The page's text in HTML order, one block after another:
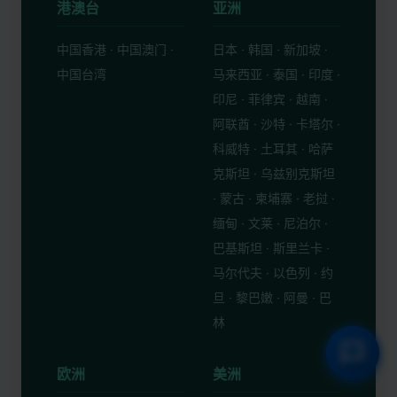
港澳台
中国香港 · 中国澳门 ·
中国台湾
亚洲
日本 · 韩国 · 新加坡 ·
马来西亚 · 泰国 · 印度 ·
印尼 · 菲律宾 · 越南 ·
阿联酋 · 沙特 · 卡塔尔 ·
科威特 · 土耳其 · 哈萨
克斯坦 · 乌兹别克斯坦
· 蒙古 · 柬埔寨 · 老挝 ·
缅甸 · 文莱 · 尼泊尔 ·
巴基斯坦 · 斯里兰卡 ·
马尔代夫 · 以色列 · 约
旦 · 黎巴嫩 · 阿曼 · 巴
林
欧洲 美洲